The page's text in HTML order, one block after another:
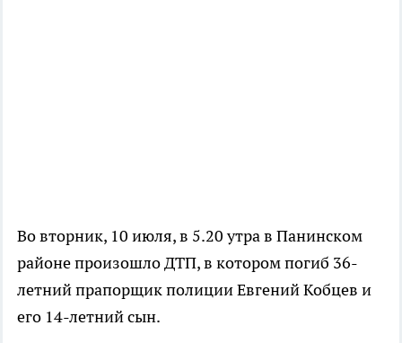
Во вторник, 10 июля, в 5.20 утра в Панинском
районе произошло ДТП, в котором погиб 36-
летний прапорщик полиции Евгений Кобцев и
его 14-летний сын.